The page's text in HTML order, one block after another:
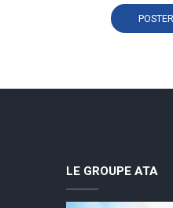
LE GROUPE ATA